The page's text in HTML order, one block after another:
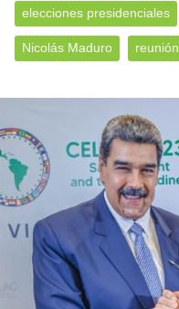
elecciones presidenciales
Nicolás Maduro reunión